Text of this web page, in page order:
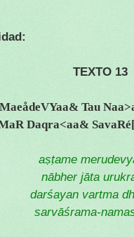
TEXTO 13
Tau
Daqra<aa&
aṣṭame
nābher jāta
darśayan vartma
sarvāśrama-